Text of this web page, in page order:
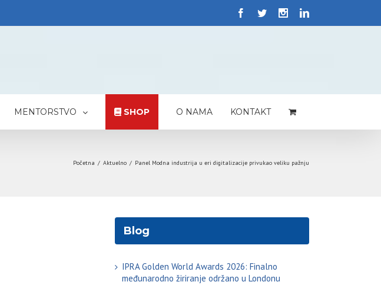
MENTORSTVO SHOP O NAMA KONTAKT
Početna / Aktuelno / Panel Modna industrija u eri digitalizacije privukao veliku pažnju
Blog
IPRA Golden World Awards 2026: Finalno
međunarodno žiriranje održano u Londonu